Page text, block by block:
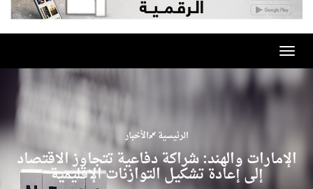
Toggle
navigation
الرئيسية الأخبار
الإمارات والهند: شراكة دفاعية تتجاوز الاقتصاد
إلى إعادة تشكيل التوازنات الإقليمية